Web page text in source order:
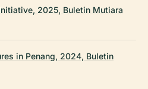
2025, Buletin Mutiara
in Penang, 2024, Buletin